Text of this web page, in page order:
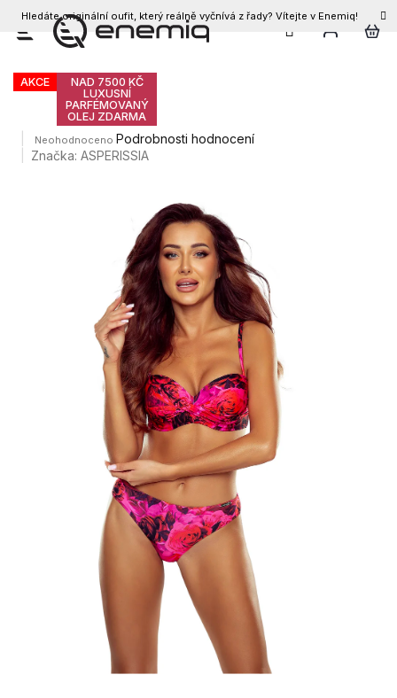
Přejít
Hledáte originální oufit, který reálně vyčnívá z řady? Vítejte v Enemiq!
CZK
Dámské plavky EVITA
AKCE
NAD 7500 KČ
LUXUSNÍ
PARFÉMOVANÝ
OLEJ ZDARMA
Průměrné
hodnocení
Neohodnoceno Podrobnosti hodnocení
Značka:ASPERISSIA